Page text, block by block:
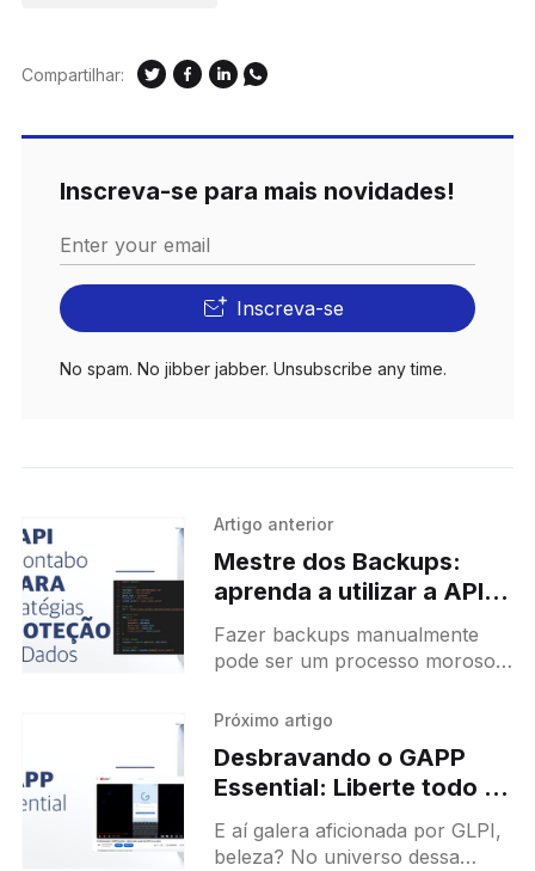
Compartilhar:
Inscreva-se para mais novidades!
Enter your email
Inscreva-se
No spam. No jibber jabber. Unsubscribe any time.
Artigo anterior
Mestre dos Backups:
aprenda a utilizar a API
da Contabo para
automatizar suas
estratégias de Proteção
de Dados
Fazer backups manualmente
pode ser um processo moroso e
mundo cada vez mais digital, a
uma prioridade inquestionável.
Próximo artigo
Desbravando o GAPP
Essential: Liberte todo o
poder do GLPI no seu
bolso!
E aí galera aficionada por GLPI,
beleza? No universo dessa